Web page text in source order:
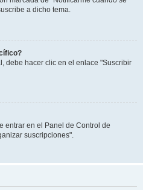
a dicho tema.
debe hacer clic en el enlace "Suscribir
entrar en el Panel de Control de
suscripciones".